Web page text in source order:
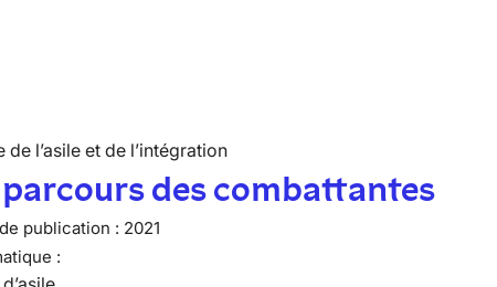
de l’asile et de l’intégration
parcours des combattantes
publication : 2021
: